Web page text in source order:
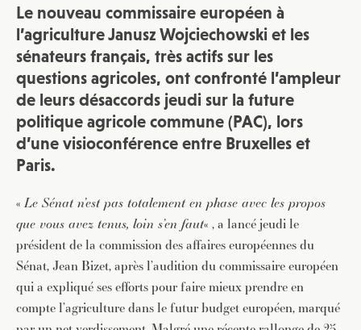
Le nouveau commissaire européen à
l’agriculture Janusz Wojciechowski et les
sénateurs français, très actifs sur les
questions agricoles, ont confronté l’ampleur
de leurs désaccords jeudi sur la future
politique agricole commune (PAC), lors
d’une visioconférence entre Bruxelles et
Paris.
«Le Sénat n’est pas totalement en phase avec les propos
que vous avez tenus, loin s’en faut« , a lancé jeudi le
président de la commission des affaires européennes du
Sénat, Jean Bizet, après l’audition du commissaire européen
qui a expliqué ses efforts pour faire mieux prendre en
compte l’agriculture dans le futur budget européen, marqué